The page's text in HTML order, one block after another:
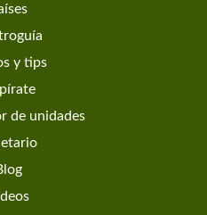
y tips
de unidades